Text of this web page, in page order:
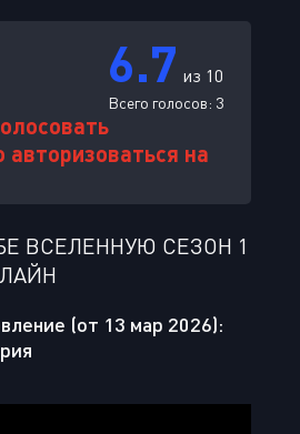
6.7 из 10
Всего голосов: 3
авторизоваться на
ВСЕЛЕННУЮ СЕЗОН 1
(от 13 мар 2026):